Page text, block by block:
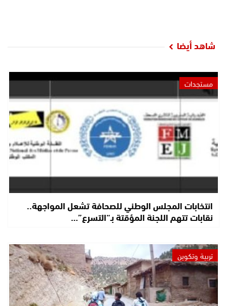
شاهد أيضا
مستجدات
انتخابات المجلس الوطني للصحافة تشعل المواجهة..
نقابات تتهم اللجنة المؤقتة بـ“التسرع”…
تربية وتكوين